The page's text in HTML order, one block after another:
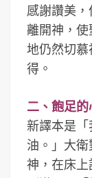
感謝讚美
離開神，
地仍然切
得。
二、飽足
新譯本是
油。」大
神，在床